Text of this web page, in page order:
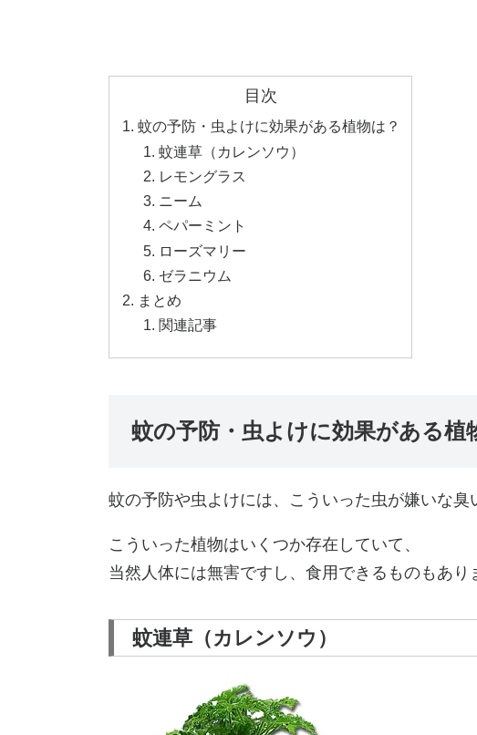
目次
蚊の予防・虫よけに効果がある植物は？
蚊連草（カレンソウ）
レモングラス
ニーム
ペパーミント
ローズマリー
ゼラニウム
まとめ
関連記事
蚊の予防・虫よけに効果がある植
蚊の予防や虫よけには、こういった虫が嫌いな臭
こういった植物はいくつか存在していて、
当然人体には無害ですし、食用できるものもあり
蚊連草（カレンソウ）